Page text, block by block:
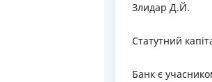
Злидар Д.Й.
Статутний
Банк є